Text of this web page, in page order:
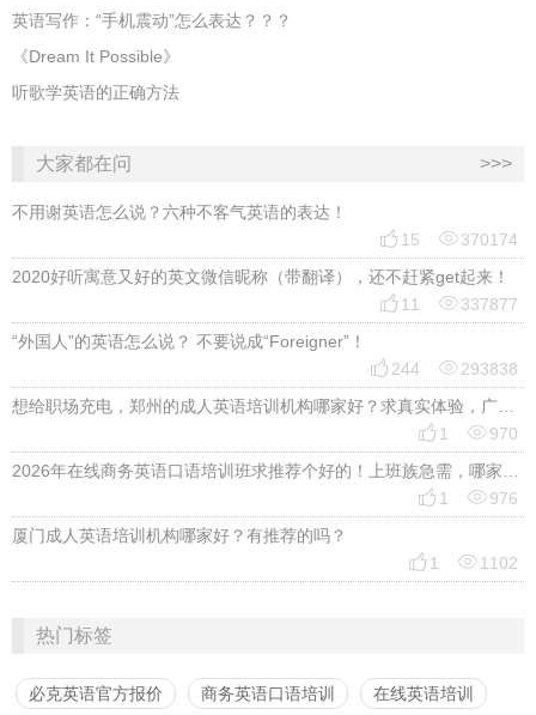
英语写作：“手机震动”怎么表达？？？
《Dream It Possible》
听歌学英语的正确方法
大家都在问 >>>
不用谢英语怎么说？六种不客气英语的表达！
 15 370174
2020好听寓意又好的英文微信昵称（带翻译），还不赶紧get起来！
 11 337877
“外国人”的英语怎么说？ 不要说成“Foreigner”！
 244 293838
 1 970
 1 976
厦门成人英语培训机构哪家好？有推荐的吗？
 1 1102
热门标签
必克英语官方报价 商务英语口语培训 在线英语培训